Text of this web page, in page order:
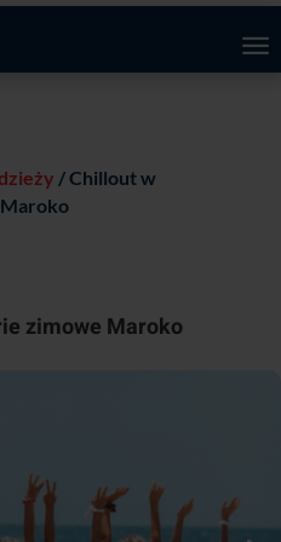
/ Chillout w
zimowe Maroko